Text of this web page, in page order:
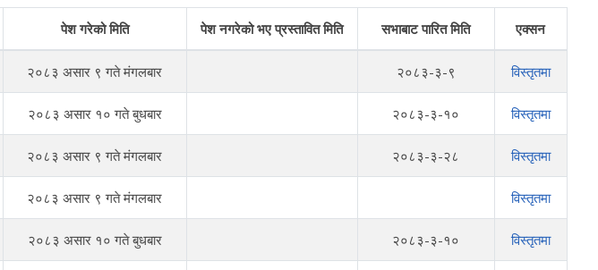
पेश गरेको मिति पेश नगरेको भए प्रस्तावित मिति सभाबाट पारित मिति एक्सन
२०८३ असार ९ गते मंगलबार २०८३-३-९ विस्तृतमा
२०८३ असार १० गते बुधबार २०८३-३-१० विस्तृतमा
२०८३ असार ९ गते मंगलबार २०८३-३-२८ विस्तृतमा
२०८३ असार ९ गते मंगलबार विस्तृतमा
२०८३ असार १० गते बुधबार २०८३-३-१० विस्तृतमा